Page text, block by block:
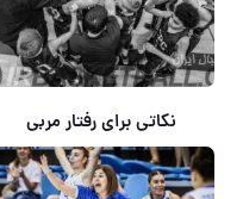
نکاتی برای رفتار مربی